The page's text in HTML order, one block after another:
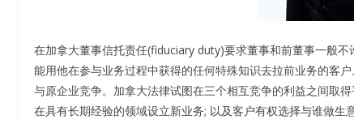
在加拿大董事信托责任(fiduciary duty)要求董事和前董事一般
能用他在参与业务过程中获得的任何特殊知识去拉前业务的客
与原企业竞争。加拿大法律试图在三个相互竞争的利益之间取
在具有长期经验的领域设立新业务; 以及客户有权选择与谁做生意